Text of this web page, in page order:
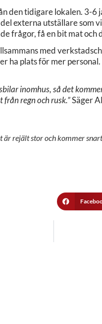
den tidigare lokalen. 3-6
externa utställare
frågor, få en bit mat
med
ha plats för mer
inomhus, så det
regn och rusk.”Säger
är rejält stor och kommer